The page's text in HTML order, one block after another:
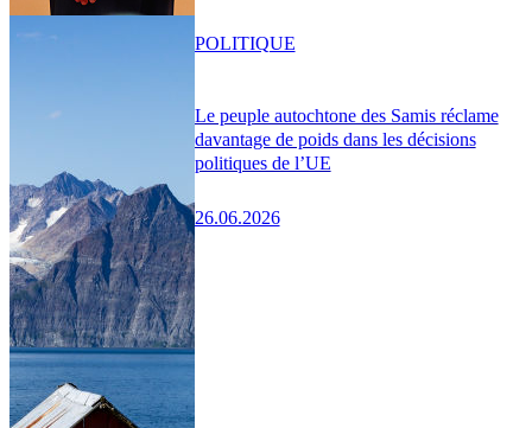
Le peuple autochtone des Samis réclame
davantage de poids dans les décisions
politiques de l’UE
26.06.2026
POLITIQUE